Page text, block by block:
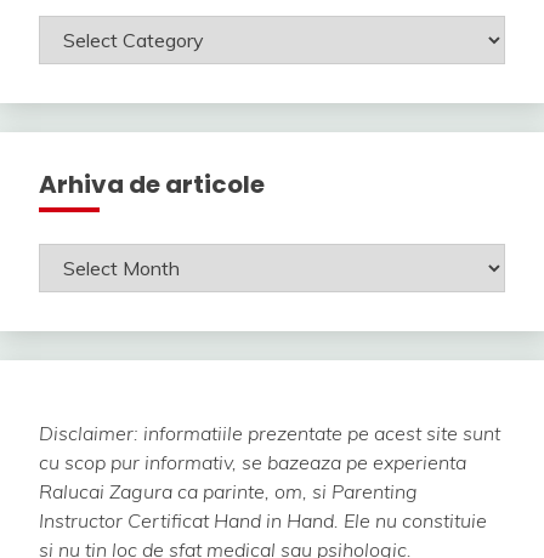
Categorii
Arhiva de articole
Arhiva
Disclaimer: informatiile prezentate pe acest site sunt
cu scop pur informativ, se bazeaza pe experienta
Ralucai Zagura ca parinte, om, si Parenting
Instructor Certificat Hand in Hand. Ele nu constituie
si nu tin loc de sfat medical sau psihologic.